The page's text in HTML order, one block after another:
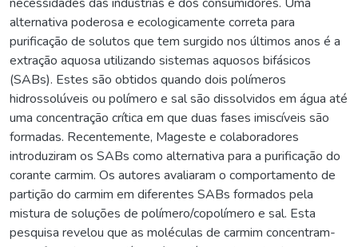
alternativa poderosa e ecologicamente correta para
purificação de solutos que tem surgido nos últimos anos é a
extração aquosa utilizando sistemas aquosos bifásicos
(SABs). Estes são obtidos quando dois polímeros
hidrossolúveis ou polímero e sal são dissolvidos em água até
uma concentração crítica em que duas fases imiscíveis são
formadas. Recentemente, Mageste e colaboradores
introduziram os SABs como alternativa para a purificação do
corante carmim. Os autores avaliaram o comportamento de
partição do carmim em diferentes SABs formados pela
mistura de soluções de polímero/copolímero e sal. Esta
pesquisa revelou que as moléculas de carmim concentram-